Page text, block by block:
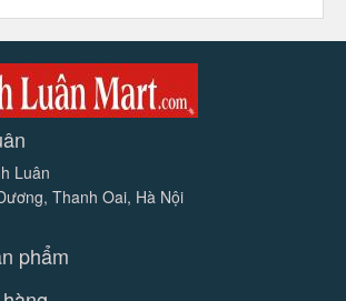
Luân
Thanh Oai, Hà Nội
phẩm